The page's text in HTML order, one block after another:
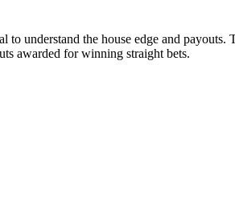
understand the house edge and
awarded for winning straight bets.